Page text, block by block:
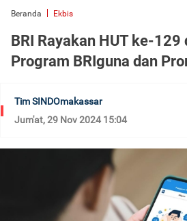
Beranda Ekbis
BRI Rayakan HUT ke-129
Program BRIguna dan
Tim SINDOmakassar
Jum'at, 29 Nov 2024 15:04